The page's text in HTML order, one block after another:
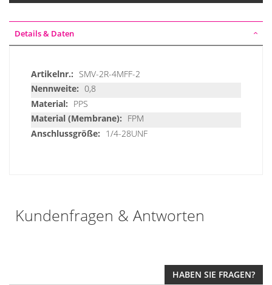
Details & Daten
Details
&
SMV-2R-4MFF-2
0,8
PPS
FPM
1/4-28UNF
Kundenfragen & Antworten
HABEN SIE FRAGEN?